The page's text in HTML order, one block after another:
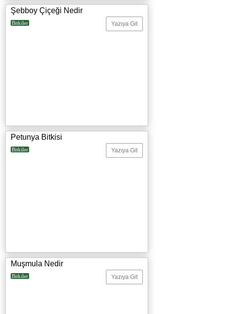
Şebboy Çiçeği Nedir
Bitkiler Yazıya Git
Petunya Bitkisi
Bitkiler Yazıya Git
Muşmula Nedir
Bitkiler Yazıya Git